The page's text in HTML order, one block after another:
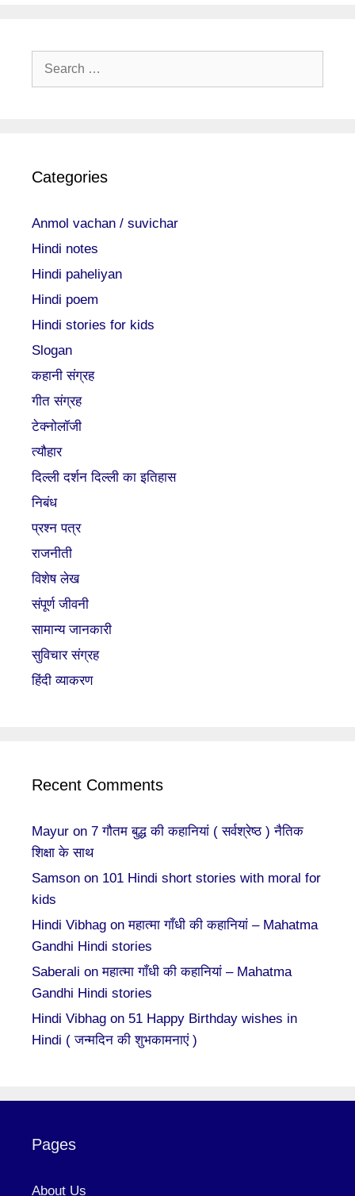
Search
Categories
Anmol vachan / suvichar
Hindi notes
Hindi paheliyan
Hindi poem
Hindi stories for kids
Slogan
कहानी संग्रह
गीत संग्रह
टेक्नोलॉजी
त्यौहार
दिल्ली दर्शन दिल्ली का इतिहास
निबंध
प्रश्न पत्र
राजनीती
विशेष लेख
संपूर्ण जीवनी
सामान्य जानकारी
सुविचार संग्रह
हिंदी व्याकरण
Recent Comments
Mayur on 7 गौतम बुद्ध की कहानियां ( सर्वश्रेष्ठ ) नैतिक
शिक्षा के साथ
Samson on 101 Hindi short stories with moral for
kids
Hindi Vibhag onमहात्मा गाँधी की कहानियां – Mahatma
Gandhi Hindi stories
Saberali onमहात्मा गाँधी की कहानियां – Mahatma
Gandhi Hindi stories
Hindi Vibhag on 51 Happy Birthday wishes in
Hindi ( जन्मदिन की शुभकामनाएं )
Pages
About Us